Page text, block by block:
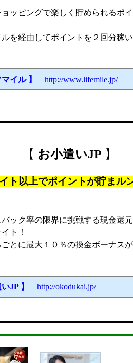
ッピングで楽しく貯められるポ
を経由してポイントを２回分稼
イル 】 http://www.lifemile.jp/
お小遣いJP 】
ト以上でポイントが貯まル
ック率の限界に挑戦する現金還
ト！
とに最大１０％の換金ボーナス
JP 】 http://okodukai.jp/